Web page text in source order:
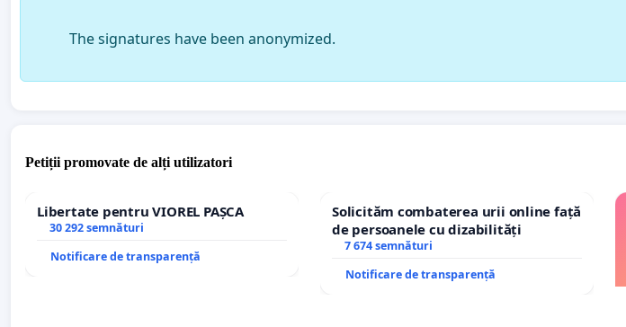
The signatures have been anonymized.
Petiții promovate de alți utilizatori
Libertate pentru VIOREL PAȘCA
30 292 semnături
Notificare de transparență
Solicităm combaterea urii online față
de persoanele cu dizabilități
7 674 semnături
Notificare de transparență